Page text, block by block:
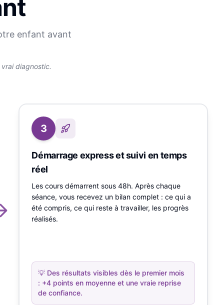
enfant avant
diagnostic.
3
Démarrage express et suivi en temps
réel
Les cours démarrent sous 48h. Après chaque
séance, vous recevez un bilan complet : ce qui a
été compris, ce qui reste à travailler, les progrès
réalisés.
💡 Des résultats visibles dès le premier mois
: +4 points en moyenne et une vraie reprise
de confiance.